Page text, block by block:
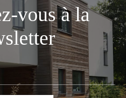
vous à la